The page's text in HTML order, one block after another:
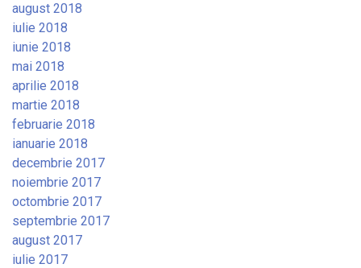
august 2018
iulie 2018
iunie 2018
mai 2018
aprilie 2018
martie 2018
februarie 2018
ianuarie 2018
decembrie 2017
noiembrie 2017
octombrie 2017
septembrie 2017
august 2017
iulie 2017